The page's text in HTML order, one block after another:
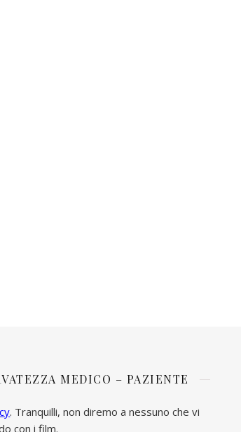
MEDICO – PAZIENTE
. Tranquilli, non diremo a nessuno che vi
con i film.